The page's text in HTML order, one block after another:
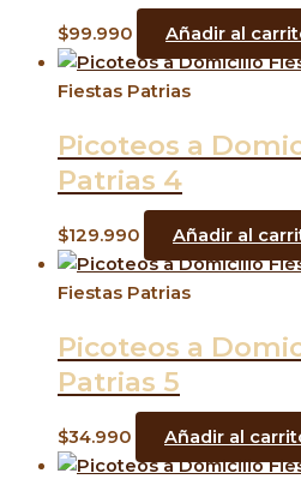
$99.990 Añadir al
Fiestas Patrias
Picoteos a
Patrias 4
$129.990 Añadir al
Fiestas Patrias
Picoteos a
Patrias 5
$34.990 Añadir al